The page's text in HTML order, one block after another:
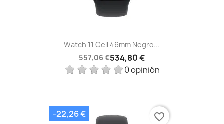
Watch 11 Cell 46mm Negro...
557,06 €534,80 €
0 opinión
-22,26 €
favorite_border